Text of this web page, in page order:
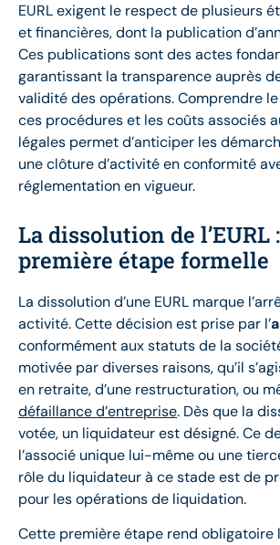
EURL exigent le respect de plusieurs
et financières, dont la publication
Ces publications sont des actes
garantissant la transparence auprès
validité des opérations. Comprendre
ces procédures et les coûts associés
légales permet d’anticiper les
une clôture d’activité en conformité
réglementation en vigueur.
La dissolution de l’EURL
première étape formelle
La dissolution d’une EURL marque
activité. Cette décision est prise par l’
conformément aux statuts de la
motivée par diverses raisons, qu’il
en retraite, d’une restructuration, ou
défaillance d’entreprise. Dès que la
votée, un liquidateur est désigné. Ce
l’associé unique lui-même ou une
rôle du liquidateur à ce stade est de
pour les opérations de liquidation.
Cette première étape rend obligatoire